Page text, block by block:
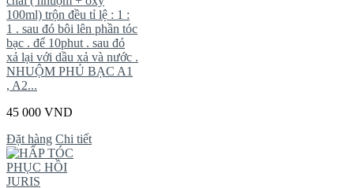
100ml) trộn đều tỉ lệ : 1 :
1 . sau đó bôi lên phần tóc
bạc . để 10phut . sau đó
xả lại với dầu xả và nước .
NHUỘM PHỦ BẠC A1
, A2...
45 000 VND
Đặt hàng Chi tiết